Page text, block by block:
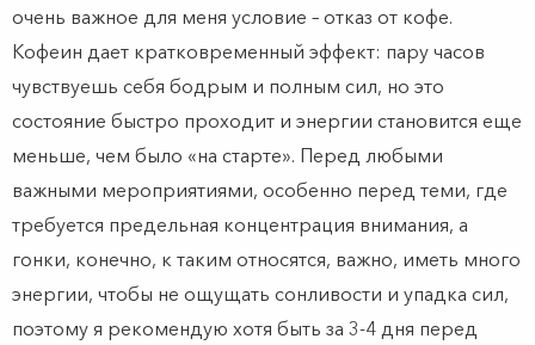
очень важное для меня условие – отказ от кофе.
Кофеин дает кратковременный эффект: пару часов
чувствуешь себя бодрым и полным сил, но это
состояние быстро проходит и энергии становится еще
меньше, чем было «на старте». Перед любыми
важными мероприятиями, особенно перед теми, где
требуется предельная концентрация внимания, а
гонки, конечно, к таким относятся, важно, иметь много
энергии, чтобы не ощущать сонливости и упадка сил,
поэтому я рекомендую хотя быть за 3-4 дня перед